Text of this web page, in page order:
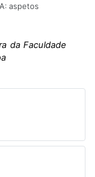
aspetos
da Faculdade